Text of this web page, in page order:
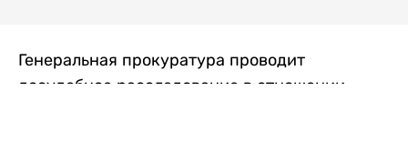
Генеральная прокуратура проводит
досудебное расследование в отношении